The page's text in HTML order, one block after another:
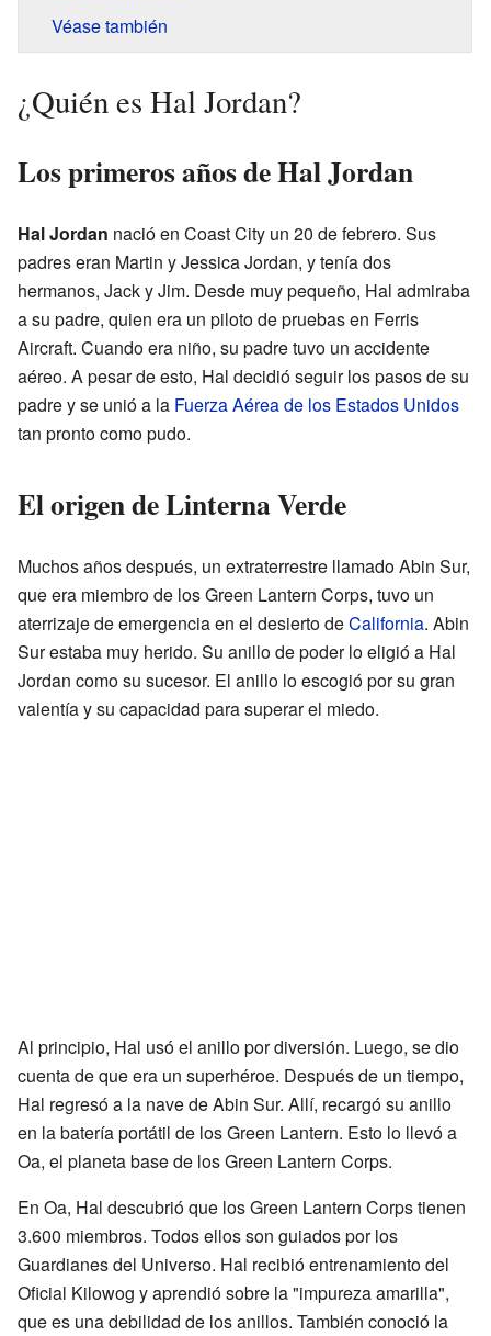
Véase también
¿Quién es Hal Jordan?
Los primeros años de Hal Jordan
Hal Jordan nació en Coast City un 20 de febrero. Sus
padres eran Martin y Jessica Jordan, y tenía dos
hermanos, Jack y Jim. Desde muy pequeño, Hal admiraba
a su padre, quien era un piloto de pruebas en Ferris
Aircraft. Cuando era niño, su padre tuvo un accidente
aéreo. A pesar de esto, Hal decidió seguir los pasos de su
padre y se unió a la Fuerza Aérea de los Estados Unidos
tan pronto como pudo.
El origen de Linterna Verde
Muchos años después, un extraterrestre llamado Abin Sur,
que era miembro de los Green Lantern Corps, tuvo un
aterrizaje de emergencia en el desierto deCalifornia. Abin
Sur estaba muy herido. Su anillo de poder lo eligió a Hal
Jordan como su sucesor. El anillo lo escogió por su gran
valentía y su capacidad para superar el miedo.
Al principio, Hal usó el anillo por diversión. Luego, se dio
cuenta de que era un superhéroe. Después de un tiempo,
Hal regresó a la nave de Abin Sur. Allí, recargó su anillo
en la batería portátil de los Green Lantern. Esto lo llevó a
Oa, el planeta base de los Green Lantern Corps.
En Oa, Hal descubrió que los Green Lantern Corps tienen
3.600 miembros. Todos ellos son guiados por los
Guardianes del Universo. Hal recibió entrenamiento del
Oficial Kilowog y aprendió sobre la "impureza amarilla",
que es una debilidad de los anillos. También conoció la